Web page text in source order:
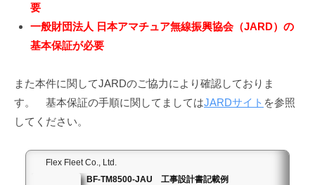
要
一般財団法人 日本アマチュア無線振興協会（JARD）の
基本保証が必要
また本件に関してJARDのご協力により確認しておりま
す。 基本保証の手順に関してましてはJARDサイト を参照
してください。
Flex Fleet Co., Ltd.
BF-TM8500-JAU 工事設計書記載例